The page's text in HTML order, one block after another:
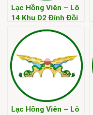
Lạc Hồng Viên – Lô
14 Khu D2 Đỉnh Đồi
Lạc Hồng Viên – Lô